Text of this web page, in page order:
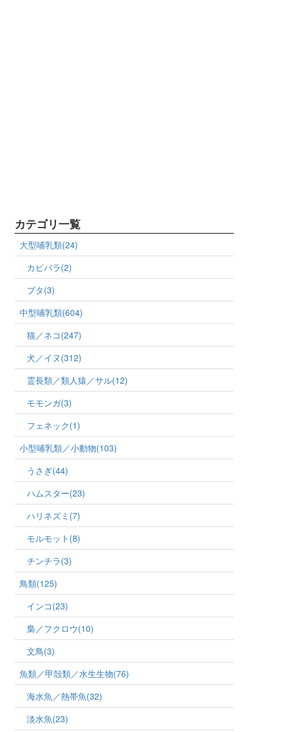
カテゴリ一覧
大型哺乳類(24)
カピバラ(2)
ブタ(3)
中型哺乳類(604)
猫／ネコ(247)
犬／イヌ(312)
霊長類／類人猿／サル(12)
モモンガ(3)
フェネック(1)
小型哺乳類／小動物(103)
うさぎ(44)
ハムスター(23)
ハリネズミ(7)
モルモット(8)
チンチラ(3)
鳥類(125)
インコ(23)
梟／フクロウ(10)
文鳥(3)
魚類／甲殻類／水生生物(76)
海水魚／熱帯魚(32)
淡水魚(23)